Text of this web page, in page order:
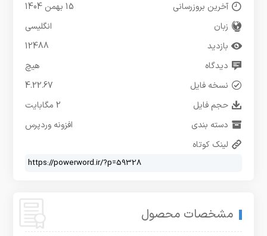
آخرین بروزرسانی
15 بهمن 1404
زبان
انگلیسی
بازدید
12488
دیدگاه
هیچ
نسخه فایل
4.22.67
حجم فایل
2 مگابایت
دسته بندی
افزونه وردپرس
لینک کوتاه
مشخصات محصول